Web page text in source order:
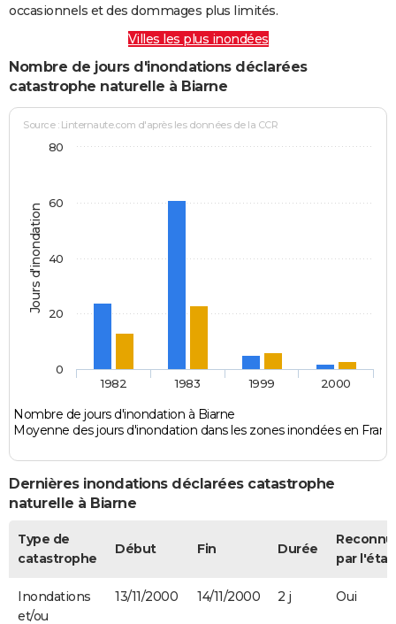
occasionnels et des dommages plus limités.
Villes les plus inondées
Nombre de jours d'inondations déclarées
catastrophe naturelle à Biarne
Jours d'inondation
Source : Linternaute.com d'après les données de la CCR
Nombre de jours d'inondation à Biarne
Moyenne des jours d'inondation dans les zones inondées en
1982 1983 1999 2000
0
20
40
60
80
Dernières inondations déclarées catastrophe
naturelle à Biarne
Type de
catastrophe
Début Fin Durée
par l'état
Inondations
et/ou
13/11/2000 14/11/2000 2 j Oui